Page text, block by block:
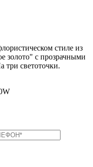
стиле из
золото" с прозрачными
три светоточки.